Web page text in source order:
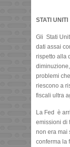
STATI UNITI
Gli Stati
dati assai
rispetto alla
problemi
riescono a
fiscali ultra
La Fed è
emissioni di
non era mai
conferma la